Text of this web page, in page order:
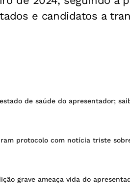
e candidatos a
de saúde do apresentador;
protocolo com notícia triste
grave ameaça vida do